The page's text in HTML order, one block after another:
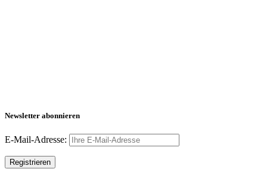
Newsletter abonnieren
E-Mail-Adresse: